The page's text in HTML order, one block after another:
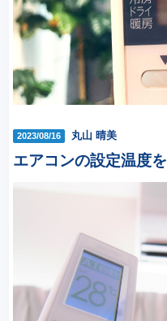
2023/08/16 丸山 晴美
エアコンの設定温度